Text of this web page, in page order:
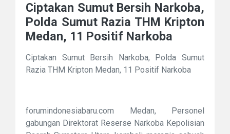
Ciptakan Sumut Bersih Narkoba,
Polda Sumut Razia THM Kripton
Medan, 11 Positif Narkoba
Ciptakan Sumut Bersih Narkoba, Polda Sumut
Razia THM Kripton Medan, 11 Positif Narkoba
forumindonesiabaru.com Medan, Personel
gabungan Direktorat Reserse Narkoba Kepolisian